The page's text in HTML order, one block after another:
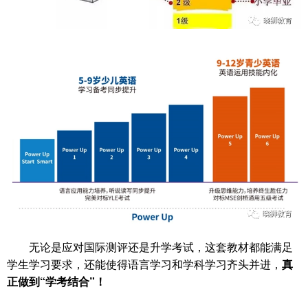
无论是应对国际测评还是升学考试，这套教材都能满足
学生学习要求，还能使得语言学习和学科学习齐头并进， 真
正做到“学考结合”！